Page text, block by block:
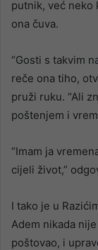
putnik, već neko
ona čuva.
“Gosti s takvim
reče ona tiho,
pruži ruku. “Ali
poštenjem i
“Imam ja
cijeli život,”
I tako je u
Adem nikada
poštovao, i